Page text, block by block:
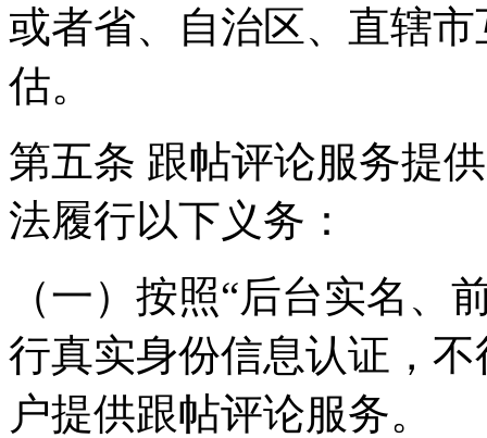
或者省、自治区、直辖
估。
第五条 跟帖评论服务提
法履行以下义务：
（一）按照“后台实名、
行真实身份信息认证，
户提供跟帖评论服务。